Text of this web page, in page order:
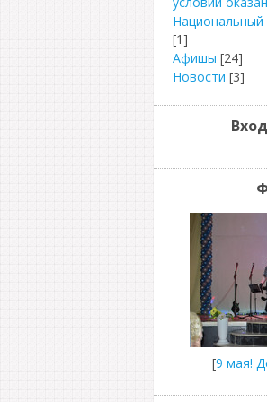
Национальный
[1]
Афишы [24]
Новости [3]
[9 мая!